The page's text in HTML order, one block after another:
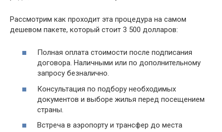
Рассмотрим как проходит эта процедура на самом
дешевом пакете, который стоит 3 500 долларов:
Полная оплата стоимости после подписания
договора. Наличными или по дополнительному
запросу безналично.
Консультация по подбору необходимых
документов и выборе жилья перед посещением
страны.
Встреча в аэропорту и трансфер до места